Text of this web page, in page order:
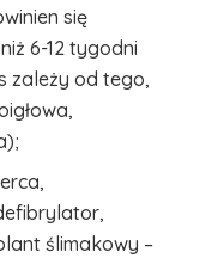
się
6-12 tygodni
zależy od tego,
ślimakowy –